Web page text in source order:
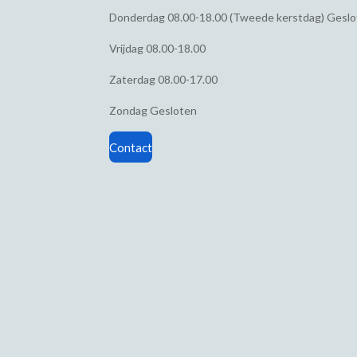
Donderdag08.00-18.00 (Tweede kerstdag)
Vrijdag08.00-18.00
Zaterdag08.00-17.00
ZondagGesloten
Contact